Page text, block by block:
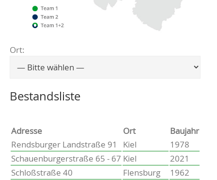
Eckernförde
Heikendorf
Kronshagen
Schwentinental
Preetz
Heide
Bordesholm
Elmshorn
Ort:
Wählen Sie einen Ort, um zur entsprechenden Seite
Bestandsliste
Adresse Ort
Baujahr
Rendsburger Landstraße 91
Kiel
1978
Schauenburgerstraße 65 - 67 Kiel
2021
Schloßstraße 40
Flensburg
1962